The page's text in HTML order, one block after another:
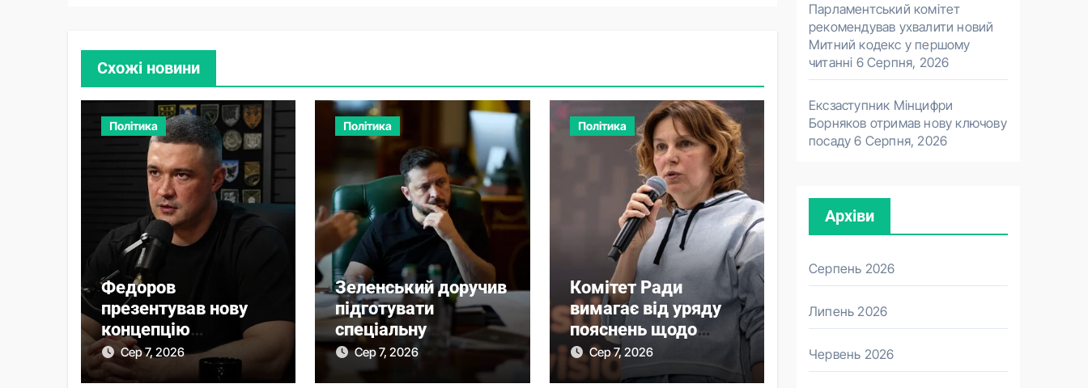
Схожі новини
Політика
Федоров
презентував нову
концепцію
мобілізації без
масового розшуку
Сер 7, 2026
Політика
Зеленський доручив
підготувати
спеціальну
санкційну операцію
проти РФ
Сер 7, 2026
Політика
Комітет Ради
вимагає від уряду
пояснень щодо
призначення
очільниці Мінцифри
Сер 7, 2026
Парламентський комітет
рекомендував ухвалити новий
Митний кодекс у першому
читанні 6 Серпня, 2026
Ексзаступник Мінцифри
Борняков отримав нову ключову
посаду 6 Серпня, 2026
Архіви
Серпень 2026
Липень 2026
Червень 2026